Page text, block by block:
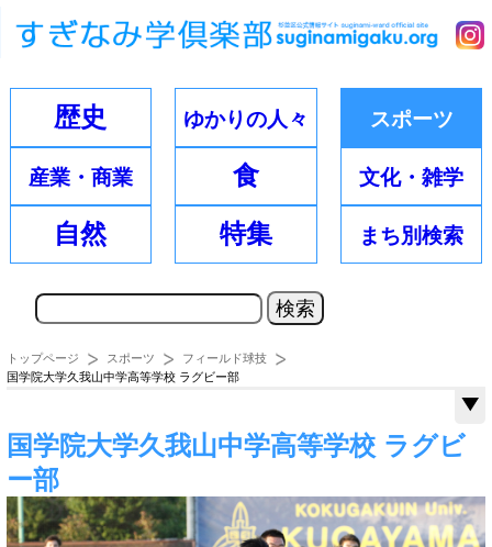
歴史 ゆかりの人々 スポーツ
産業・ 商業 食 文化・雑学
自然 特集 まち別検索
トップページ スポーツ
フィールド球技
国学院大学久我山中学高等学校 ラグビー部
国学院大学久我山中学高等学校 ラグビ
ー部